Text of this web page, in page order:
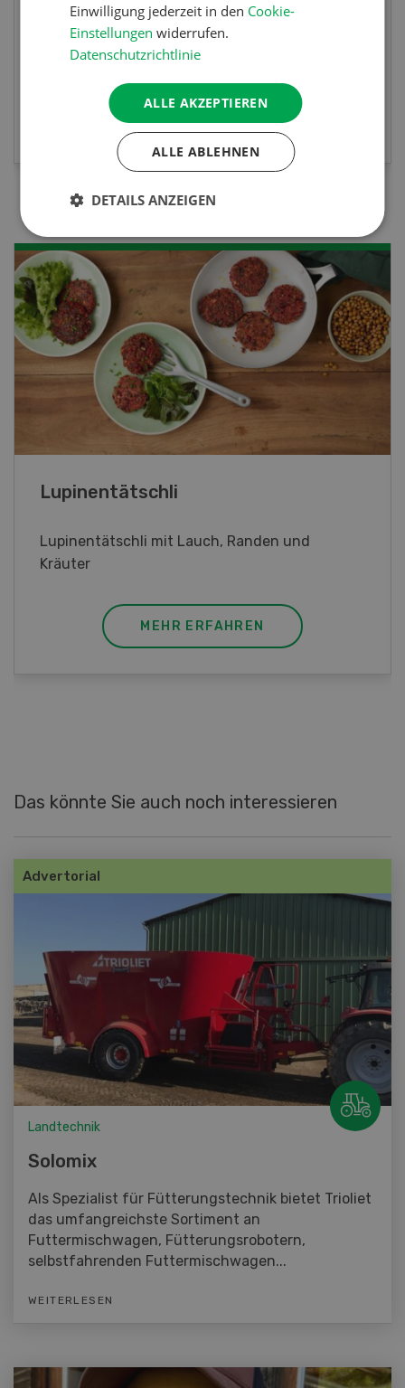
die perfekte Wahl für Sie. Der Abschluss lässt
sich mit einem Praktikum zum fachbezogenen,
berufsunabhängigen Ausweis erweitern.
MEHR ZUR VERANSTALTUNG
Frühlingsrollen
Frühlingsrollen mit Poulet
MEHR ERFAHREN
Das könnte Sie auch noch interessieren
Advertorial
Landtechnik
Solomix
Als Spezialist für Fütterungstechnik bietet Trioliet
das umfangreichste Sortiment an
Futtermischwagen, Fütterungsrobotern,
selbstfahrenden Futtermischwagen...
WEITERLESEN
Einwilligung jederzeit in den Cookie-
Einstellungen widerrufen.
Datenschutzrichtlinie
ALLE AKZEPTIEREN
ALLE ABLEHNEN
DETAILS ANZEIGEN